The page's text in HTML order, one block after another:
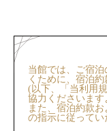
当館では、ご宿
くために、宿泊
(以下、「当利用
協力くださいます
また、宿泊約款
の指示に従ってい